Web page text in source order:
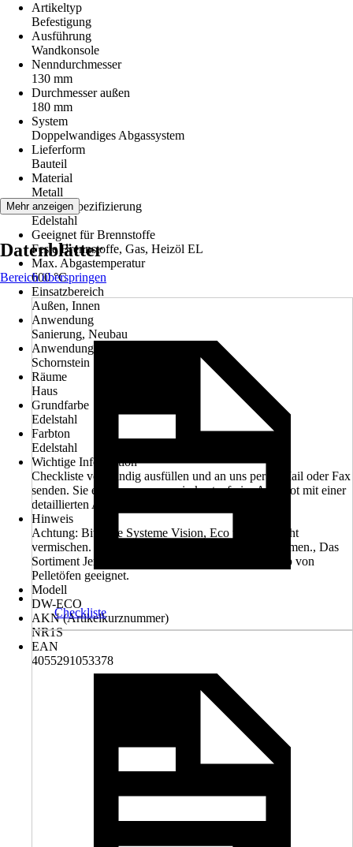
Artikeltyp
Befestigung
Ausführung
Wandkonsole
Nenndurchmesser
130 mm
Durchmesser außen
180 mm
System
Doppelwandiges Abgassystem
Lieferform
Bauteil
Material
Metall
Materialspezifizierung
Edelstahl
Geeignet für Brennstoffe
Feste Brennstoffe, Gas, Heizöl EL
Max. Abgastemperatur
600 °C
Einsatzbereich
Außen, Innen
Anwendung
Sanierung, Neubau
Anwendungsbereich
Schornstein
Räume
Haus
Grundfarbe
Edelstahl
Farbton
Edelstahl
Wichtige Information
Checkliste vollständig ausfüllen und an uns per E-Mail oder Fax
senden. Sie erhalten von uns ein kostenfreies Angebot mit einer
detaillierten Auflistung aller benötigten Teile
Hinweis
Achtung: Bitte die Systeme Vision, Eco und FU nicht
vermischen. Die Elemente passen dann nicht zusammen., Das
Sortiment Jeremias DW Eco ist nicht für den Betrieb von
Pelletöfen geeignet.
Modell
DW-ECO
AKN (Artikelkurznummer)
NR1S
EAN
4055291053378
Mehr anzeigen
Datenblätter
Bereich überspringen
Checkliste